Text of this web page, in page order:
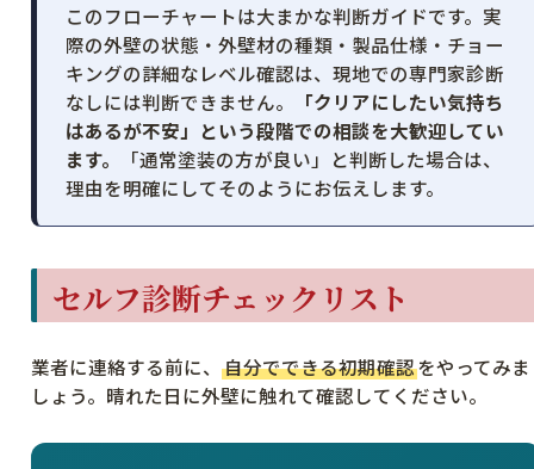
このフローチャートは大まかな判断ガイドです。実
際の外壁の状態・外壁材の種類・製品仕様・チョー
キングの詳細なレベル確認は、現地での専門家診断
なしには判断できません。
「クリアにしたい気持ち
はあるが不安」という段階での相談を大歓迎してい
ます。
「通常塗装の方が良い」と判断した場合は、
理由を明確にしてそのようにお伝えします。
セルフ診断チェックリスト
業者に連絡する前に、 自分でできる初期確認をやってみま
しょう。晴れた日に外壁に触れて確認してください。